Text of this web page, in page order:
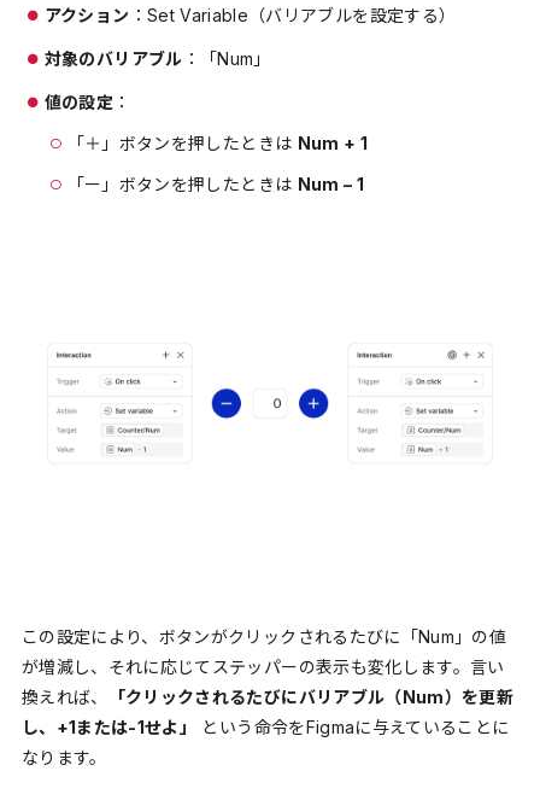
アクション ：Set Variable（バリアブルを設定する）
対象のバリアブル ：「Num」
値の設定 ：
「＋」ボタンを押したときは Num + 1
「ー」ボタンを押したときは Num – 1
この設定により、ボタンがクリックされるたびに「Num」の値
が増減し、それに応じてステッパーの表示も変化します。言い
換えれば、
「クリックされるたびにバリアブル（Num）を更新
し、+1または-1せよ」
という命令をFigmaに与えていることに
なります。